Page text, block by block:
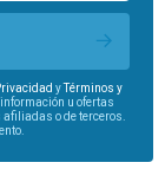
yTérminos y
u ofertas
o de terceros.